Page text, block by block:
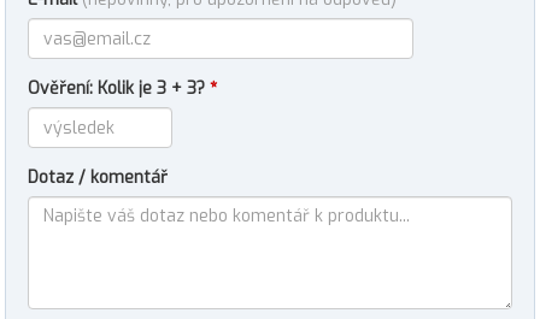
Ověření: Kolik je 3 + 3? *
Dotaz / komentář